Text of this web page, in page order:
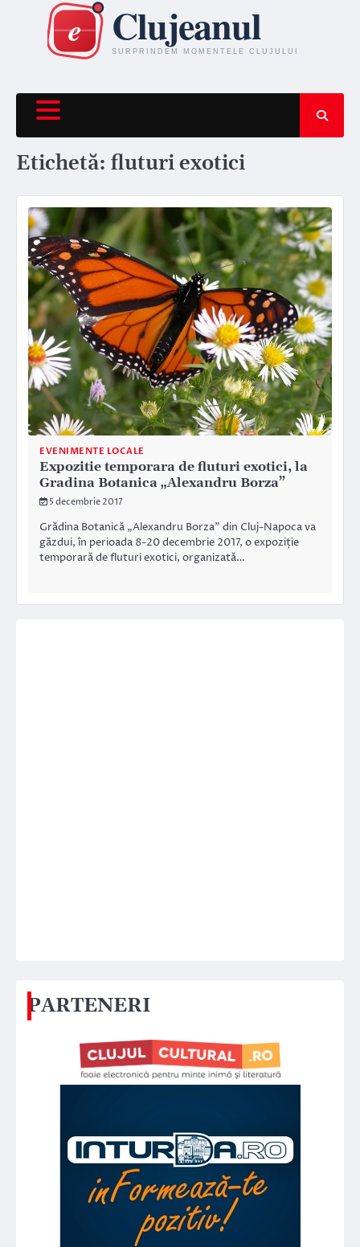
content
Etichetă: fluturi exotici
EVENIMENTE LOCALE
Expozitie temporara de fluturi exotici, la
Gradina Botanica „Alexandru Borza”
5 decembrie 2017
Grădina Botanică „Alexandru Borza” din Cluj-Napoca va
găzdui, în perioada 8-20 decembrie 2017, o expoziție
temporară de fluturi exotici, organizată…
PARTENERI